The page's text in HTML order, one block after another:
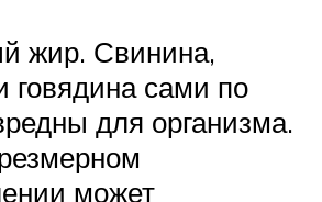
жир. Свинина,
говядина сами по
для организма.
может